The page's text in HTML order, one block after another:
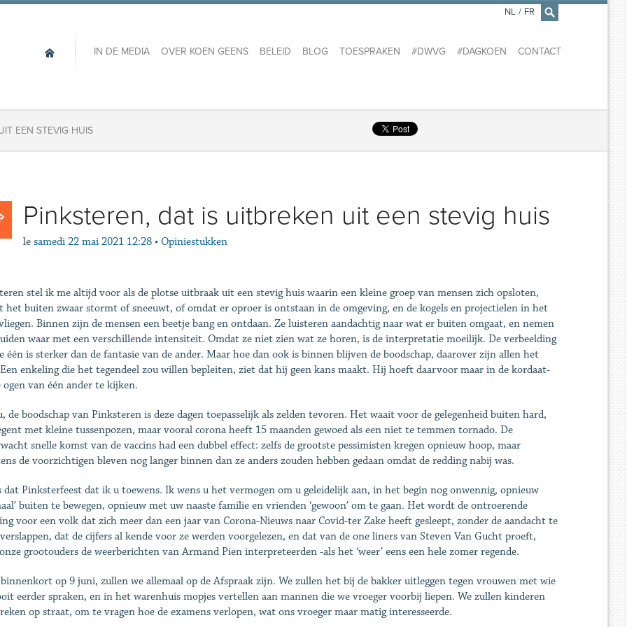
×
IN DE MEDIA OVER KOEN GEENS BELEID BLOG TOESPRAKEN #DWVG #DAGKOEN CONTACT
NL / FR
EEN STEVIG HUIS
Pinksteren, dat is uitbreken uit een stevig huis
le samedi 22 mai 2021 12:28 • Opiniestukken
stel ik me altijd voor als de plotse uitbraak uit een stevig huis waarin een kleine groep van mensen zich opsloten,
het buiten zwaar stormt of sneeuwt, of omdat er oproer is ontstaan in de omgeving, en de kogels en projectielen in het
Binnen zijn de mensen een beetje bang en ontdaan. Ze luisteren aandachtig naar wat er buiten omgaat, en nemen
waar met een verschillende intensiteit. Omdat ze niet zien wat ze horen, is de interpretatie moeilijk. De verbeelding
één is sterker dan de fantasie van de ander. Maar hoe dan ook is binnen blijven de boodschap, daarover zijn allen het
enkeling die het tegendeel zou willen bepleiten, ziet dat hij geen kans maakt. Hij hoeft daarvoor maar in de kordaat-
ogen van één ander te kijken.
de boodschap van Pinksteren is deze dagen toepasselijk als zelden tevoren. Het waait voor de gelegenheid buiten hard,
met kleine tussenpozen, maar vooral corona heeft 15 maanden gewoed als een niet te temmen tornado. De
snelle komst van de vaccins had een dubbel effect: zelfs de grootste pessimisten kregen opnieuw hoop, maar
de voorzichtigen bleven nog langer binnen dan ze anders zouden hebben gedaan omdat de redding nabij was.
dat Pinksterfeest dat ik u toewens. Ik wens u het vermogen om u geleidelijk aan, in het begin nog onwennig, opnieuw
buiten te bewegen, opnieuw met uw naaste familie en vrienden ‘gewoon’ om te gaan. Het wordt de ontroerende
voor een volk dat zich meer dan een jaar van Corona-Nieuws naar Covid-ter Zake heeft gesleept, zonder de aandacht te
dat de cijfers al kende voor ze werden voorgelezen, en dat van de one liners van Steven Van Gucht proeft,
grootouders de weerberichten van Armand Pien interpreteerden -als het ‘weer’ eens een hele zomer regende.
op 9 juni, zullen we allemaal op de Afspraak zijn. We zullen het bij de bakker uitleggen tegen vrouwen met wie
eerder spraken, en in het warenhuis mopjes vertellen aan mannen die we vroeger voorbij liepen. We zullen kinderen
op straat, om te vragen hoe de examens verlopen, wat ons vroeger maar matig interesseerde.